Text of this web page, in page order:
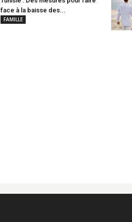
face à la baisse des...
FAMILLE